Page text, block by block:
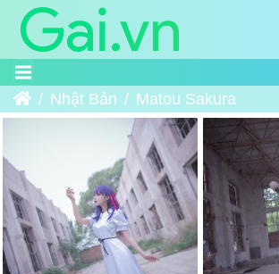
Trang chủNhật Bản Matou Sakura